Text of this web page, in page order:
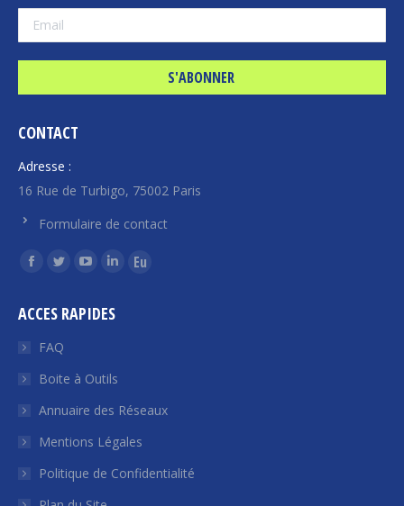
CONTACT
Adresse :
16 Rue de Turbigo, 75002 Paris
Formulaire de contact
Trouvez nous sur :
La
Facebook
s'ouvre
une
nouvelle
fenêtre
La
Twitter
s'ouvre
une
nouvelle
fenêtre
La
YouTube
une
nouvelle
fenêtre
La
LinkedIn
une
nouvelle
fenêtre
La
nouvelle
fenêtre
ACCES RAPIDES
FAQ
Boite à Outils
Annuaire des Réseaux
Mentions Légales
Politique de Confidentialité